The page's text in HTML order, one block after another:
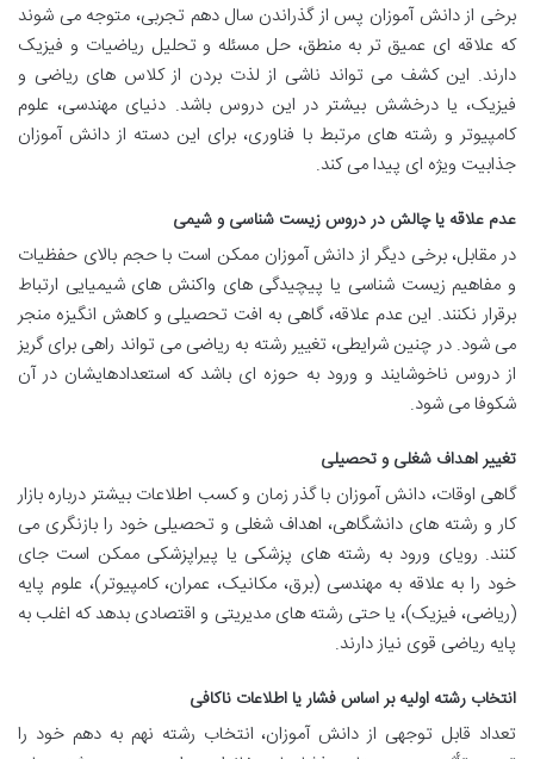
برخی از دانش آموزان پس از گذراندن سال دهم تجربی، متوجه می شوند
که علاقه ای عمیق تر به منطق، حل مسئله و تحلیل ریاضیات و فیزیک
دارند. این کشف می تواند ناشی از لذت بردن از کلاس های ریاضی و
فیزیک، یا درخشش بیشتر در این دروس باشد. دنیای مهندسی، علوم
کامپیوتر و رشته های مرتبط با فناوری، برای این دسته از دانش آموزان
جذابیت ویژه ای پیدا می کند.
عدم علاقه یا چالش در دروس زیست شناسی و شیمی
در مقابل، برخی دیگر از دانش آموزان ممکن است با حجم بالای حفظیات
و مفاهیم زیست شناسی یا پیچیدگی های واکنش های شیمیایی ارتباط
برقرار نکنند. این عدم علاقه، گاهی به افت تحصیلی و کاهش انگیزه منجر
می شود. در چنین شرایطی، تغییر رشته به ریاضی می تواند راهی برای گریز
از دروس ناخوشایند و ورود به حوزه ای باشد که استعدادهایشان در آن
شکوفا می شود.
تغییر اهداف شغلی و تحصیلی
گاهی اوقات، دانش آموزان با گذر زمان و کسب اطلاعات بیشتر درباره بازار
کار و رشته های دانشگاهی، اهداف شغلی و تحصیلی خود را بازنگری می
کنند. رویای ورود به رشته های پزشکی یا پیراپزشکی ممکن است جای
خود را به علاقه به مهندسی (برق، مکانیک، عمران، کامپیوتر)، علوم پایه
(ریاضی، فیزیک)، یا حتی رشته های مدیریتی و اقتصادی بدهد که اغلب به
پایه ریاضی قوی نیاز دارند.
انتخاب رشته اولیه بر اساس فشار یا اطلاعات ناکافی
تعداد قابل توجهی از دانش آموزان، انتخاب رشته نهم به دهم خود را